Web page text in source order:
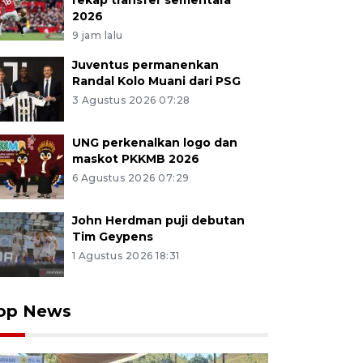
2026
9 jam lalu
Juventus permanenkan
Randal Kolo Muani dari PSG
3 Agustus 2026 07:28
UNG perkenalkan logo dan
maskot PKKMB 2026
6 Agustus 2026 07:29
John Herdman puji debutan
Tim Geypens
1 Agustus 2026 18:31
News